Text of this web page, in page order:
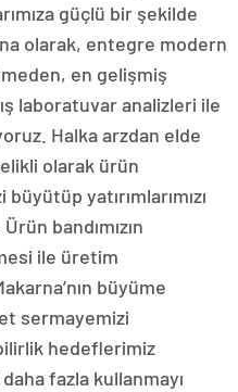
güçlü bir şekilde
olarak, entegre modern
en gelişmiş
laboratuvar analizleri ile
Halka arzdan elde
olarak ürün
yatırımlarımızı
bandımızın
ile üretim
büyüme
sermayemizi
hedeflerimiz
fazla kullanmayı